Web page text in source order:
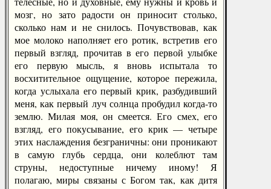
мозг, но зато радости он приносит столько,
сколько нам и не снилось. Почувствовав, как
мое молоко наполняет его ротик, встретив его
первый взгляд, прочитав в его первой улыбке
его первую мысль, я вновь испытала то
восхитительное ощущение, которое пережила,
когда услыхала его первый крик, разбудивший
меня, как первый луч солнца пробудил когда-то
землю. Милая моя, он смеется. Его смех, его
взгляд, его покусывание, его крик — четыре
этих наслаждения безграничны: они проникают
в самую глубь сердца, они колеблют там
струны, недоступные ничему иному! Я
полагаю, миры связаны с Богом так, как дитя